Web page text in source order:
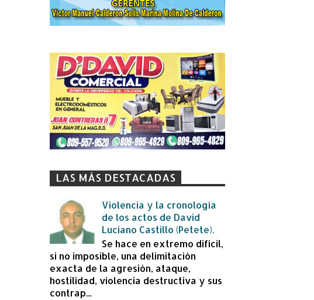
LAS MÁS DESTACADAS
Violencia y la cronología
de los actos de David
Luciano Castillo (Petete).
Se hace en extremo difícil,
si no imposible, una delimitación
exacta de la agresión, ataque,
hostilidad, violencia destructiva y sus
contrap...